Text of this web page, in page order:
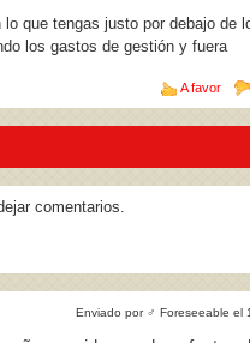
que tengas justo por debajo de
los gastos de gestión y fuera
A favor
comentarios.
Enviado por ♂ Foreseeable el